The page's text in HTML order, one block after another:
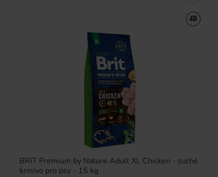
BRIT Premium by Nature Adult XL Chicken - suché
krmivo pro psy - 15 kg